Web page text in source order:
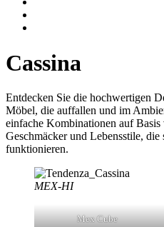
Cassina
Entdecken Sie die hochwertigen
Möbel, die auffallen und im
einfache Kombinationen auf Basis
Geschmäcker und Lebensstile,
funktionieren.
MEX-HI
Mex Cube